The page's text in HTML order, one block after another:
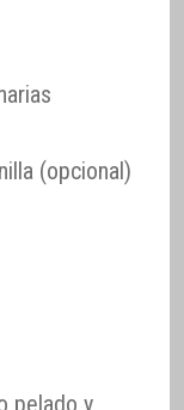
(opcional)
pelado y